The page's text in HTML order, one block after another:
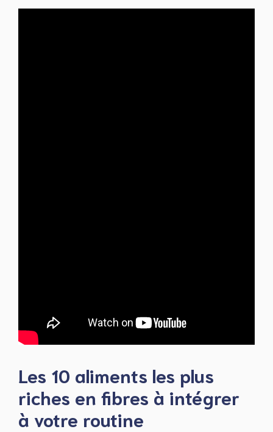
Les 10 aliments les plus
riches en fibres à intégrer
à votre routine